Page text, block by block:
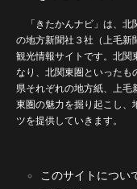
「きたかんナビ」は、北
の地方新聞社３社（上毛新
観光情報サイトです。北関
なり、北関東圏といったも
県それぞれの地方紙、上
東圏の魅力を掘り起こし、
ツを提供していきます。
このサイトについ